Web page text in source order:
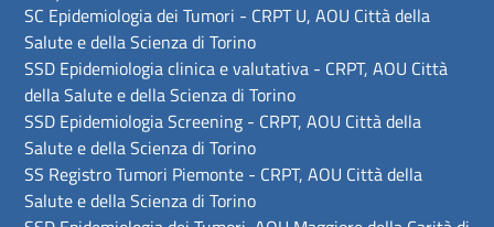
SC Epidemiologia dei Tumori - CRPT U, AOU Città della
Salute e della Scienza di Torino
SSD Epidemiologia clinica e valutativa - CRPT, AOU Città
della Salute e della Scienza di Torino
SSD Epidemiologia Screening - CRPT, AOU Città della
Salute e della Scienza di Torino
SS Registro Tumori Piemonte - CRPT, AOU Città della
Salute e della Scienza di Torino